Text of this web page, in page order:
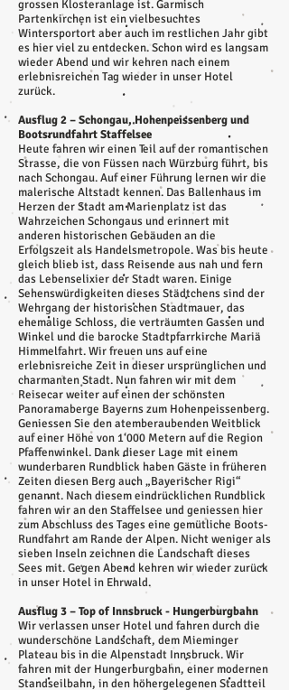
grossen Klosteranlage ist. Garmisch
Partenkirchen ist ein vielbesuchtes
Wintersportort aber auch im restlichen Jahr gibt
es hier viel zu entdecken. Schon wird es langsam
wieder Abend und wir kehren nach einem
erlebnisreichen Tag wieder in unser Hotel
zurück.
Ausflug 2 – Schongau, Hohenpeissenberg und
Bootsrundfahrt Staffelsee
Heute fahren wir einen Teil auf der romantischen
Strasse, die von Füssen nach Würzburg führt, bis
nach Schongau. Auf einer Führung lernen wir die
malerische Altstadt kennen. Das Ballenhaus im
Herzen der Stadt am Marienplatz ist das
Wahrzeichen Schongaus und erinnert mit
anderen historischen Gebäuden an die
Erfolgszeit als Handelsmetropole. Was bis heute
gleich blieb ist, dass Reisende aus nah und fern
das Lebenselixier der Stadt waren. Einige
Sehenswürdigkeiten dieses Städtchens sind der
Wehrgang der historischen Stadtmauer, das
ehemalige Schloss, die verträumten Gassen und
Winkel und die barocke Stadtpfarrkirche Mariä
Himmelfahrt. Wir freuen uns auf eine
erlebnisreiche Zeit in dieser ursprünglichen und
charmanten Stadt. Nun fahren wir mit dem
Reisecar weiter auf einen der schönsten
Panoramaberge Bayerns zum Hohenpeissenberg.
Geniessen Sie den atemberaubenden Weitblick
auf einer Höhe von 1‘000 Metern auf die Region
Pfaffenwinkel. Dank dieser Lage mit einem
wunderbaren Rundblick haben Gäste in früheren
Zeiten diesen Berg auch „Bayerischer Rigi“
genannt. Nach diesem eindrücklichen Rundblick
fahren wir an den Staffelsee und geniessen hier
zum Abschluss des Tages eine gemütliche Boots-
Rundfahrt am Rande der Alpen. Nicht weniger als
sieben Inseln zeichnen die Landschaft dieses
Sees mit. Gegen Abend kehren wir wieder zurück
in unser Hotel in Ehrwald.
Ausflug 3 – Top of Innsbruck - Hungerburgbahn
Wir verlassen unser Hotel und fahren durch die
wunderschöne Landschaft, dem Mieminger
Plateau bis in die Alpenstadt Innsbruck. Wir
fahren mit der Hungerburgbahn, einer modernen
Standseilbahn, in den höhergelegenen Stadtteil